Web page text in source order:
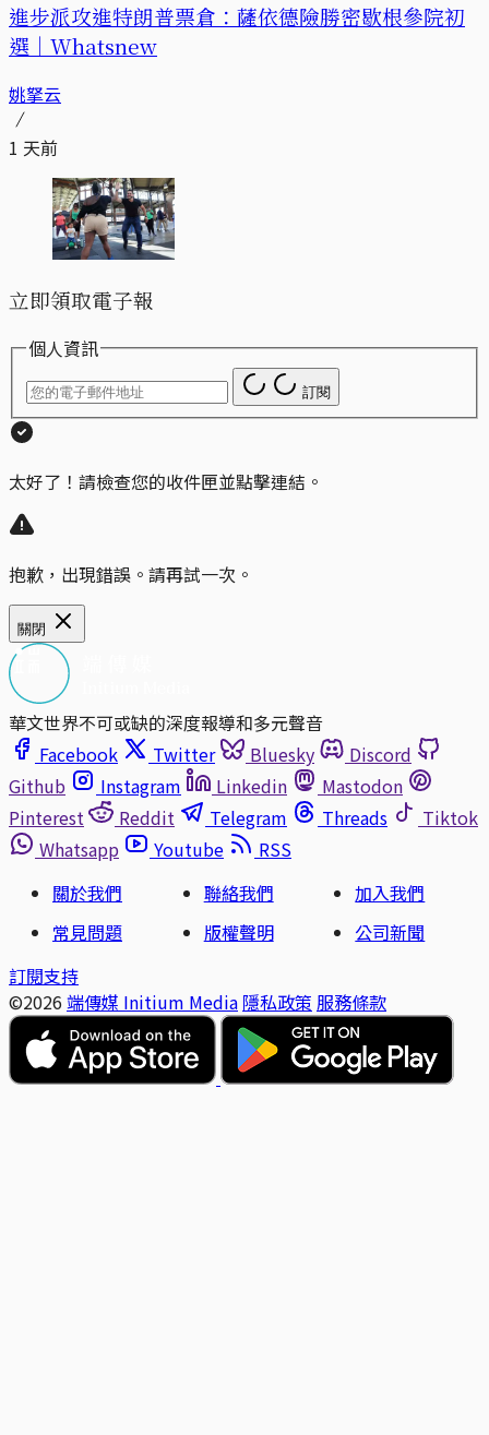
進步派攻進特朗普票倉：薩依德險勝密歇根參院初
選｜Whatsnew
姚拏云
1 天前
立即領取電子報
個人資訊
訂閱
太好了！請檢查您的收件匣並點擊連結。
抱歉，出現錯誤。請再試一次。
關閉
華文世界不可或缺的深度報導和多元聲音
Facebook
Twitter Bluesky
Discord
Github
Instagram Linkedin
Mastodon
Pinterest
Reddit Telegram Threads
Tiktok
Whatsapp
Youtube
RSS
關於我們
聯絡我們
加入我們
常見問題
版權聲明
公司新聞
訂閱支持
©2026 端傳媒 Initium Media 隱私政策 服務條款